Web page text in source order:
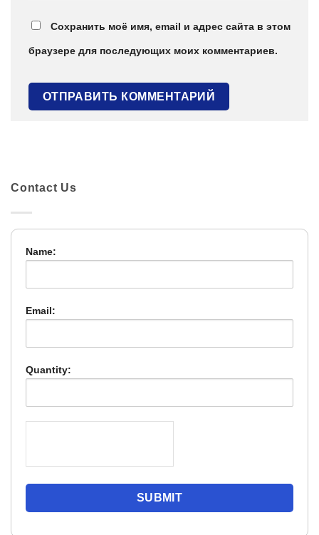
Сохранить моё имя, email и адрес сайта в этом
браузере для последующих моих комментариев.
Contact Us
Name:
Email:
Quantity: